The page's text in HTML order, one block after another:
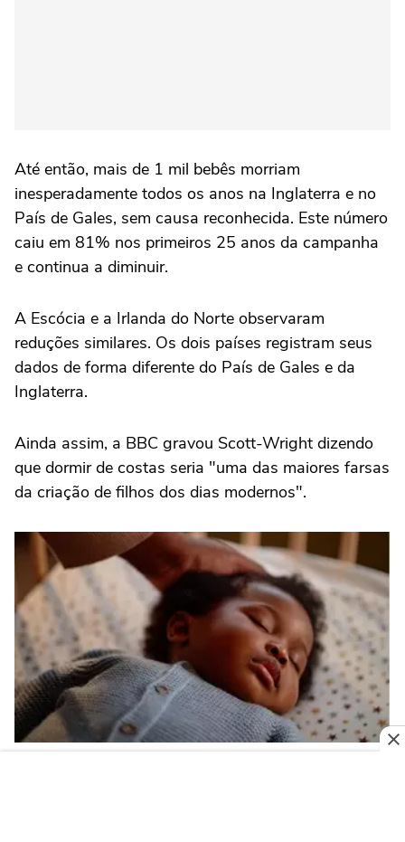
Até então, mais de 1 mil bebês morriam
inesperadamente todos os anos na Inglaterra e no
País de Gales, sem causa reconhecida. Este número
caiu em 81% nos primeiros 25 anos da campanha
e continua a diminuir.
A Escócia e a Irlanda do Norte observaram
reduções similares. Os dois países registram seus
dados de forma diferente do País de Gales e da
Inglaterra.
Ainda assim, a BBC gravou Scott-Wright dizendo
que dormir de costas seria "uma das maiores farsas
da criação de filhos dos dias modernos".